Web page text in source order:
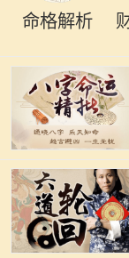
命格解析